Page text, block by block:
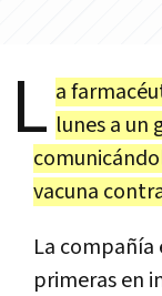
L a
lunes a un
vacuna
La compañía
primeras en